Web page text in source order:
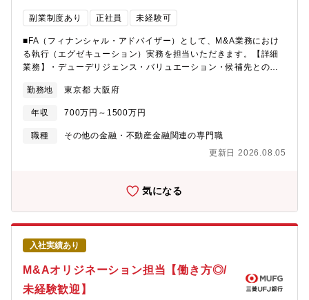
材料（世界シェア：30%）／MLCC向け銅粉(世界シェア:30%)／
ガラス基板向け酸化セリウム系研磨剤(世界シェア:40%)／アルミ
向け酸化物半導体ターゲット材(世界シェア:40%)◆企業について:
同社はグローバル規模で事業を展開しています。中でも機能材料
事業は、スマートフォンの半導体パッケージ回路基板用の極薄銅
箔やバイク用の排ガス浄化触媒、ハイブリッド車の電池材料な
有しています。総合研究所は創造的な研究開発により、事業の中
発された材料は、将来的に製品化されて市場に出てゆき、暮らし
を豊かにすることに貢献できます。同社の特徴はやりたい事に挑
副業制度あり 正社員 未経験可
■FA（フィナンシャル・アドバイザー）として、M&A業務におけ
る執行（エグゼキューション）実務を担当いただきます。【詳細
業務】・デューデリジェンス・バリュエーション・候補先との協
く、規模は20～500億円程度【FAの役割】M&Aを実施するクライ
アントとFA契約を締結し、M&A取引に関する知識や経験を駆使し
て、クライアントにとってより有利な価格・条件となるよう交渉
し、プロジェクト全体をサポートすることでM&A契約を成功に導
開発室 国内担当80名＋海外勤務20名東名阪で5チーム（東京3・
人 -チームヘッド 7人 -ディールヘッド 14～20
人 -ディールメンバー 30～35人 【案件担当特徴】
■MUFGのM&A業務の推進体制 MUFGのM&Aアドバイザリー業
務は、三菱UFJモルガンスタレー証券（ＭＵＭＳＳ、投資銀行本
部）と三菱UFJ銀行コーポレート情報営業部財務開発室が担って
います。案件内容・状況・規模によりますが、上場企業の業界再
編など大型案件はＭＵＭＳＳが、上場企業の中型カーブアウトや
買収（クロスボーダーを含む）、中小企業オーナーの売却案件は
財務開発室が、概ね担当します。【入社後のイメージ】副担当
勤務地 東京都 大阪府
年収 700万円～1500万円
職種
その他の金融・不動産金融関連の専門職
更新日 2026.08.05
気になる
入社実績あり
M&Aオリジネーション担当【働き方◎/
未経験歓迎】